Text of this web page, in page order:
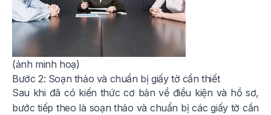
(ảnh minh hoạ)
Bước 2: Soạn thảo và chuẩn bị giấy tờ cần thiết
Sau khi đã có kiến thức cơ bản về điều kiện và hồ sơ,
bước tiếp theo là soạn thảo và chuẩn bị các giấy tờ cần